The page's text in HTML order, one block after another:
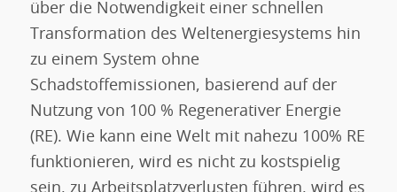
über die Notwendigkeit einer schnellen
Transformation des Weltenergiesystems hin
zu einem System ohne
Schadstoffemissionen, basierend auf der
Nutzung von 100 % Regenerativer Energie
(RE). Wie kann eine Welt mit nahezu 100% RE
funktionieren, wird es nicht zu kostspielig
sein, zu Arbeitsplatzverlusten führen, wird es